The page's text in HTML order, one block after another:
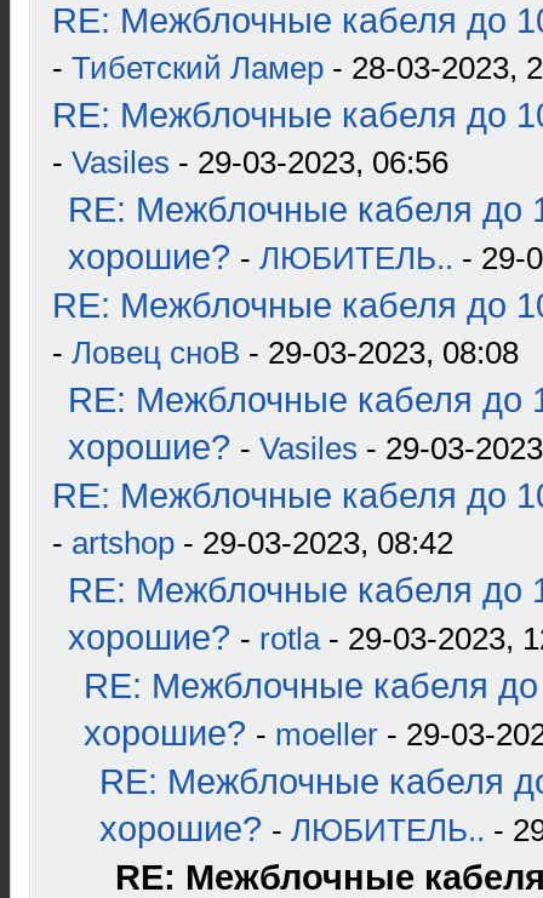
RE: Межблочные кабеля до
- Тибетский Ламер - 28-03-2023,
RE: Межблочные кабеля до
- Vasiles - 29-03-2023, 06:56
RE: Межблочные кабеля до
хорошие? - ЛЮБИТЕЛЬ.. - 29-
RE: Межблочные кабеля до
- Ловец сноВ - 29-03-2023, 08:08
RE: Межблочные кабеля до
хорошие? - Vasiles - 29-03-
RE: Межблочные кабеля до
- artshop - 29-03-2023, 08:42
RE: Межблочные кабеля до
хорошие? - rotla- 29-03-2023,
RE: Межблочные кабеля до
хорошие? - moeller - 29-03-
RE: Межблочные кабеля
хорошие? - ЛЮБИТЕЛЬ.. -
RE: Межблочные